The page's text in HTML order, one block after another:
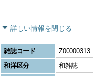
詳しい情報を閉じる
雑誌コード
Z00000313
和洋区分
和雑誌